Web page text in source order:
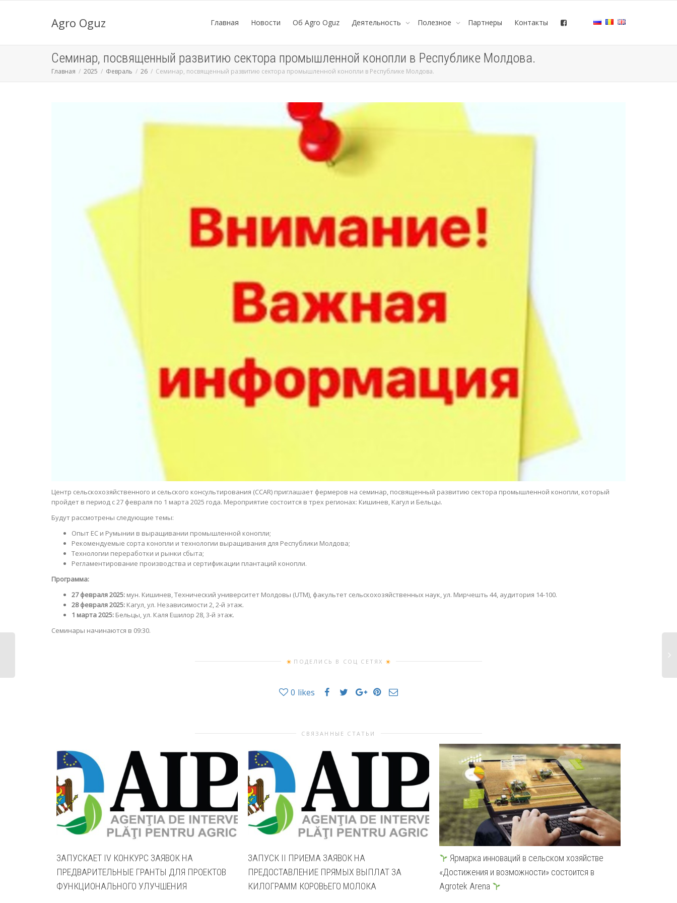
Agro Oguz Главная Новости Об Agro Oguz Деятельность Полезное Партнеры Контакты
Семинар, посвященный развитию сектора промышленной конопли в Республике Молдова.
Главная 2025 Февраль 26 Семинар, посвященный развитию сектора промышленной конопли в Республике Молдова.
Центр сельскохозяйственного и сельского консультирования (CCAR) приглашает фермеров на семинар, посвященный развитию сектора промышленной конопли, который
пройдет в период с 27 февраля по 1 марта 2025 года. Мероприятие состоится в трех регионах: Кишинев, Кагул и Бельцы.
Будут рассмотрены следующие темы:
Опыт ЕС и Румынии в выращивании промышленной конопли;
Рекомендуемые сорта конопли и технологии выращивания для Республики Молдова;
Технологии переработки и рынки сбыта;
Регламентирование производства и сертификации плантаций конопли.
Программа:
27 февраля 2025: мун. Кишинев, Технический университет Молдовы (UTM), факультет сельскохозяйственных наук, ул. Мирчешть 44, аудитория 14-100.
28 февраля 2025: Кагул, ул. Независимости 2, 2-й этаж.
1 марта 2025: Бельцы, ул. Каля Ешилор 28, 3-й этаж.
Семинары начинаются в 09:30.
ПОДЕЛИСЬ В СОЦ СЕТЯХ
0 likes
СВЯЗАННЫЕ СТАТЬИ
ЗАПУСКАЕТ IV КОНКУРС ЗАЯВОК НА
ПРЕДВАРИТЕЛЬНЫЕ ГРАНТЫ ДЛЯ ПРОЕКТОВ
ФУНКЦИОНАЛЬНОГО УЛУЧШЕНИЯ
ЗАПУСК II ПРИЕМА ЗАЯВОК НА
ПРЕДОСТАВЛЕНИЕ ПРЯМЫХ ВЫПЛАТ ЗА
КИЛОГРАММ КОРОВЬЕГО МОЛОКА
Ярмарка инноваций в сельском хозяйстве
«Достижения и возможности» состоится в
Agrotek Arena